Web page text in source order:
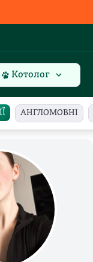
Котолог
АНГЛОМОВНІ